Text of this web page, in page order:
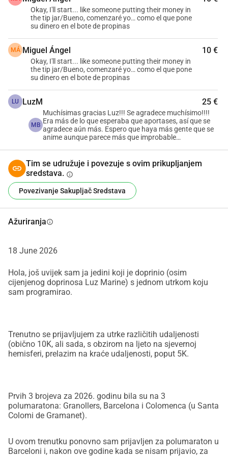
uvijek sam bio prekomjerne težine, bez ikakvih atletskih
sposobnosti ili sklonosti. Štoviše, dijagnosticirali su mi
astmu u 7. godini Nikada nisam mislio da ću moći trčati 5
kilometara.
Kada sam trebao odabrati udaljenost za koju sam želio
aplikaciju CaCo (između 5K i 10K), odabrao sam 5K jer
nisam htio biti preambiciozan.
Nisam mislio da ću moći završiti aplikaciju od 5K, pa zašto
pokušavati s 10K? Na kraju, završio sam aplikaciju od 5K i
također preuzeo aplikaciju od 10K, koju sam također
Moja prva utrka bila je 10K u Barceloni (mojem gradu),
Cursa de la Mercè te godine (rujan 2012). Od tada sam
trčao više 10K utrka, nekoliko 5K, tri izdanja sada već
dvorca Montjuïc do zabavnog parka Tibidabo), tri utrke
sam trčao dvije utrke koje su se održavale nekoliko tjedana
od 15K i 30K [obe koje sam trčao bile su 30K]), i dva
maratona (oba u Barceloni): jedan 2017. i drugi ove
godine.*
odluka: nakon mog prvog maratona, pretrpio sam ozljedu
ligamenta (patelarna tendinoza). Mjesecima, samo
pomoći fizioterapeuta koji me tada liječio, uspio sam to
prevladati. Kada sam završio Maraton u Barceloni 2017.,
strane (koja je najvjerojatnije izazvala ozljedu koja se
pojavila nekoliko dana kasnije), to sam učinio misleći na to
Okay, I'll start... like someone putting their money in
the tip jar/Bueno, comenzaré yo… como el que pone
su dinero en el bote de propinas
MÁ Miguel Ángel 10 €
Okay, I'll start... like someone putting their money in
the tip jar/Bueno, comenzaré yo… como el que pone
su dinero en el bote de propinas
LU LuzM 25 €
MB
Muchísimas gracias Luz!!! Se agradece muchísimo!!!!
Era más de lo que esperaba que aportases, así que se
agradece aún más. Espero que haya más gente que se
anime aunque parece más que improbable…
Tim se udružuje i povezuje s ovim prikupljanjem
sredstava. info
Povezivanje Sakupljač Sredstava
Ažuriranjainfo
18 June 2026
Hola, još uvijek sam ja jedini koji je doprinio (osim
cijenjenog doprinosa Luz Marine) s jednom utrkom koju
sam programirao.
Trenutno se prijavljujem za utrke različitih udaljenosti
(obično 10K, ali sada, s obzirom na ljeto na sjevernoj
hemisferi, prelazim na kraće udaljenosti, poput 5K.
Prvih 3 brojeva za 2026. godinu bila su na 3
polumaratona: Granollers, Barcelona i Colomenca (u Santa
Colomi de Gramanet).
U ovom trenutku ponovno sam prijavljen za polumaraton u
Barceloni i, nakon ove godine kada se nisam prijavio, za